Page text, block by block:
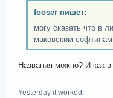
fooser пишет:
могу сказать что в
маковским софтинам,
Названия можно? И как
Yesterday it worked.